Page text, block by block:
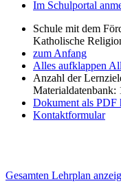
Im Schulportal
Schule mit dem
Katholische
zum Anfang
Alles aufklappen
Anzahl der
Materialdatenbank:
Dokument als PDF
Kontaktformular
Gesamten Lehrplan